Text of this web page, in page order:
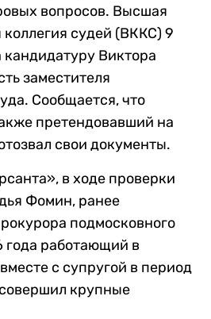
вопросов. Высшая
судей (ВККС) 9
Виктора
заместителя
Сообщается, что
претендовавший на
свои документы.
в ходе проверки
Фомин, ранее
подмосковного
года работающий в
с супругой в период
крупные